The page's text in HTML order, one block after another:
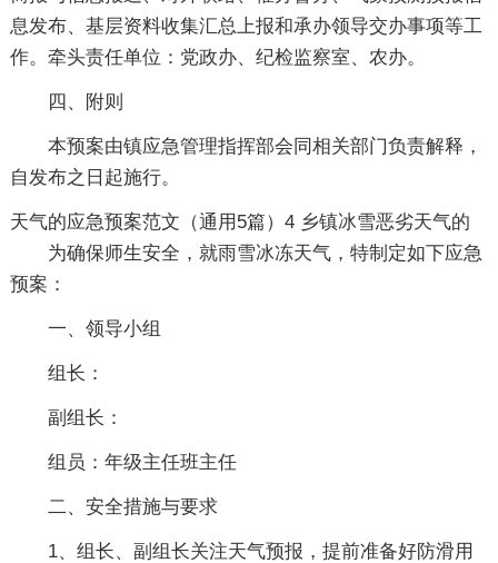
息发布、基层资料收集汇总上报和承办领导交办事项等工
作。牵头责任单位：党政办、纪检监察室、农办。
四、附则
本预案由镇应急管理指挥部会同相关部门负责解释，
自发布之日起施行。
天气的应急预案范文（通用5篇）4
为确保师生安全，就雨雪冰冻天气，特制定如下应急
预案：
一、领导小组
组长：
副组长：
组员：年级主任班主任
二、安全措施与要求
1、组长、副组长关注天气预报，提前准备好防滑用
乡镇冰雪恶劣天气的